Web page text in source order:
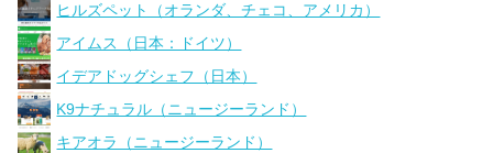
ヒルズペット（オランダ、チェコ、アメリカ）
アイムス（日本：ドイツ）
イデアドッグシェフ（日本）
K9ナチュラル（ニュージーランド）
キアオラ（ニュージーランド）